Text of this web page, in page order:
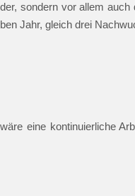
sondern vor allem auch
Jahr, gleich drei
eine kontinuierliche